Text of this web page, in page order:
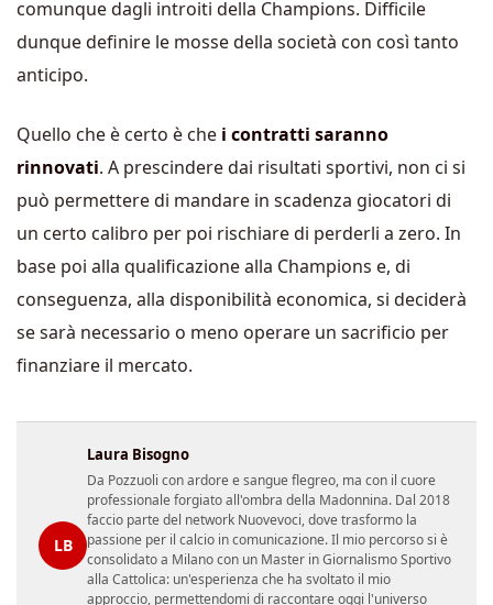
comunque dagli introiti della Champions. Difficile
dunque definire le mosse della società con così tanto
anticipo.
Quello che è certo è che i contratti saranno
rinnovati. A prescindere dai risultati sportivi, non ci si
può permettere di mandare in scadenza giocatori di
un certo calibro per poi rischiare di perderli a zero. In
base poi alla qualificazione alla Champions e, di
conseguenza, alla disponibilità economica, si deciderà
se sarà necessario o meno operare un sacrificio per
finanziare il mercato.
LB
Laura Bisogno
Da Pozzuoli con ardore e sangue flegreo, ma con il cuore
professionale forgiato all'ombra della Madonnina. Dal 2018
faccio parte del network Nuovevoci, dove trasformo la
passione per il calcio in comunicazione. Il mio percorso si è
consolidato a Milano con un Master in Giornalismo Sportivo
alla Cattolica: un'esperienza che ha svoltato il mio
approccio, permettendomi di raccontare oggi l'universo